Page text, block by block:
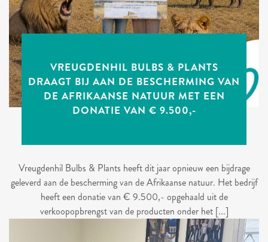
VREUGDENHIL BULBS & PLANTS
DRAAGT BIJ AAN DE BESCHERMING VAN
DE AFRIKAANSE NATUUR MET EEN
DONATIE VAN € 9.500,-
Vreugdenhil Bulbs & Plants heeft dit jaar opnieuw een bijdrage
geleverd aan de bescherming van de Afrikaanse natuur. Het bedrijf
heeft een donatie van € 9.500,- opgehaald uit de
verkoopopbrengst van de producten onder het [...]